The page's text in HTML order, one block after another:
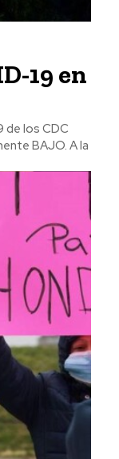
19 en
BAJO. A la